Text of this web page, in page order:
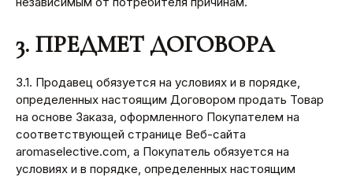
3. ПРЕДМЕТ ДОГОВОРА
3.1. Продавец обязуется на условиях и в порядке,
определенных настоящим Договором продать Товар
на основе Заказа, оформленного Покупателем на
соответствующей странице Веб-сайта
aromaselective.com, а Покупатель обязуется на
условиях и в порядке, определенных настоящим